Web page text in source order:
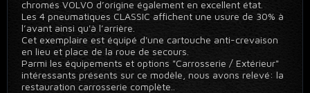
chromés VOLVO d’origine également en excellent état.
Les 4 pneumatiques CLASSIC affichent une usure de 30% à
l’avant ainsi qu'à l’arrière.
Cet exemplaire est équipé d'une cartouche anti-crevaison
en lieu et place de la roue de secours.
Parmi les équipements et options "Carrosserie / Extérieur"
intéressants présents sur ce modèle, nous avons relevé: la
restauration carrosserie complète..